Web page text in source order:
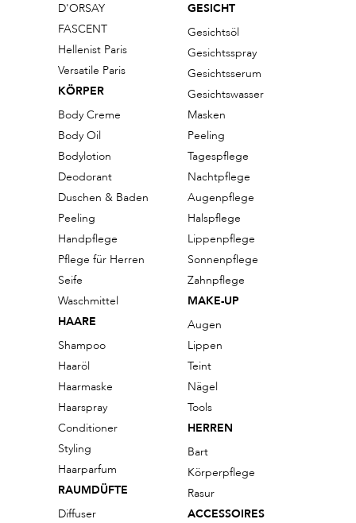
D'ORSAY
FASCENT
Hellenist Paris
Versatile Paris
KÖRPER
Body Creme
Body Oil
Bodylotion
Deodorant
Duschen & Baden
Peeling
Handpflege
Pflege für Herren
Seife
Waschmittel
HAARE
Shampoo
Haaröl
Haarmaske
Haarspray
Conditioner
Styling
Haarparfum
RAUMDÜFTE
Diffuser
GESICHT
Gesichtsöl
Gesichtsspray
Gesichtsserum
Gesichtswasser
Masken
Peeling
Tagespflege
Nachtpflege
Augenpflege
Halspflege
Lippenpflege
Sonnenpflege
Zahnpflege
MAKE-UP
Augen
Lippen
Teint
Nägel
Tools
HERREN
Bart
Körperpflege
Rasur
ACCESSOIRES